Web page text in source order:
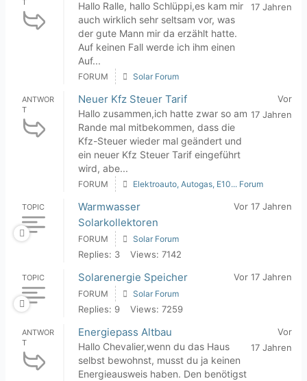
T
Hallo Ralle, hallo Schlüppi,es kam mir
auch wirklich sehr seltsam vor, was
der gute Mann mir da erzählt hatte.
Auf keinen Fall werde ich ihm einen
Auf...
17 Jahren
FORUM Solar Forum
ANTWOR
T
Neuer Kfz Steuer Tarif
Hallo zusammen,ich hatte zwar so am
Rande mal mitbekommen, dass die
Kfz-Steuer wieder mal geändert und
ein neuer Kfz Steuer Tarif eingeführt
wird, abe...
Vor
17 Jahren
FORUM Elektroauto, Autogas, E10... Forum
TOPIC
Warmwasser
Solarkollektoren
Vor 17 Jahren
FORUM Solar Forum
Replies: 3 Views: 7142
TOPIC Solarenergie Speicher Vor 17 Jahren
FORUM Solar Forum
Replies: 9 Views: 7259
ANTWOR
T
Energiepass Altbau
Hallo Chevalier,wenn du das Haus
selbst bewohnst, musst du ja keinen
Energieausweis haben. Den benötigst
Vor
17 Jahren